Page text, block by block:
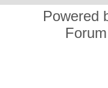
Powered